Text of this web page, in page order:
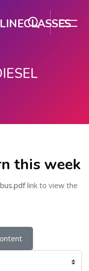
this week
link to view the